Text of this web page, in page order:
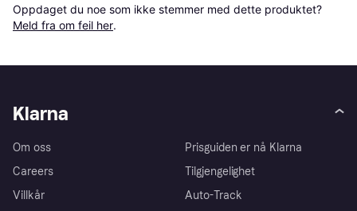
Oppdaget du noe som ikke stemmer med dette produktet?
Meld fra om feil her.
Klarna
Om oss
Careers
Villkår
Prisguiden er nå Klarna
Tilgjengelighet
Auto-Track